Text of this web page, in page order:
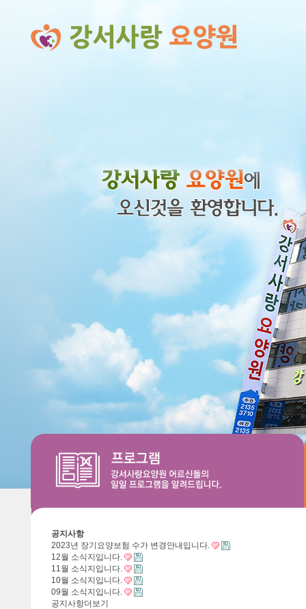
공지사항
2023년 장기요양보험 수가 변경안내입니다.
12월 소식지입니다.
11월 소식지입니다.
10월 소식지입니다.
09월 소식지입니다.
공지사항더보기